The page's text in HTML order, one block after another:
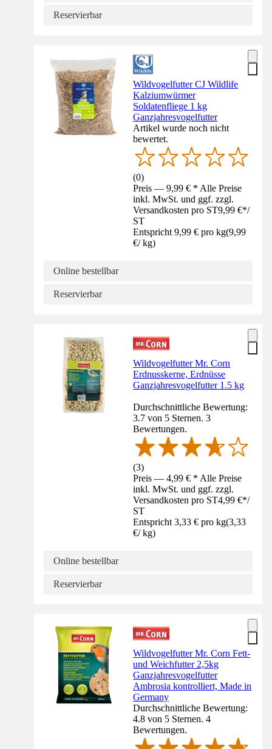
Reservierbar
Wildvogelfutter CJ Wildlife
Kalziumwürmer
Soldatenfliege 1 kg
Ganzjahresvogelfutter
Artikel wurde noch nicht
bewertet.
(0)
Preis — 9,99 € * Alle Preise
inkl. MwSt. und ggf. zzgl.
Versandkosten pro ST9,99 €*/
ST
Entspricht 9,99 € pro kg(9,99
€/ kg)
Online bestellbar
Reservierbar
Wildvogelfutter Mr. Corn
Erdnusskerne, Erdnüsse
Ganzjahresvogelfutter 1.5 kg
Durchschnittliche Bewertung:
3.7 von 5 Sternen. 3
Bewertungen.
(3)
Preis — 4,99 € * Alle Preise
inkl. MwSt. und ggf. zzgl.
Versandkosten pro ST4,99 €*/
ST
Entspricht 3,33 € pro kg(3,33
€/ kg)
Online bestellbar
Reservierbar
Wildvogelfutter Mr. Corn Fett-
und Weichfutter 2,5kg
Ganzjahresvogelfutter
Ambrosia kontrolliert, Made in
Germany
Durchschnittliche Bewertung:
4.8 von 5 Sternen. 4
Bewertungen.